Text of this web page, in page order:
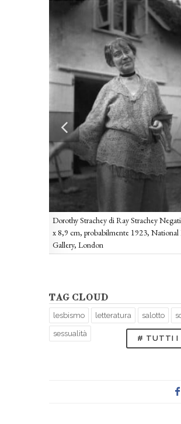
Dorothy Strachey di Ray Strachey
x 8,9 cm, probabilmente 1923, National
Gallery, London
TAG CLOUD
lesbismo letteratura salotto
sessualità
# TUTTI I